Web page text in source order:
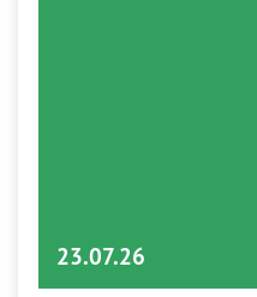
23.07.26